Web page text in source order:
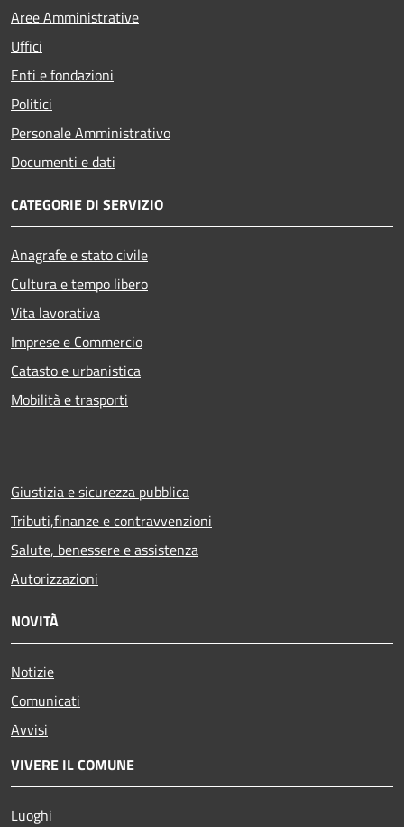
Aree Amministrative
Uffici
Enti e fondazioni
Politici
Personale Amministrativo
Documenti e dati
CATEGORIE DI SERVIZIO
Anagrafe e stato civile
Cultura e tempo libero
Vita lavorativa
Imprese e Commercio
Catasto e urbanistica
Mobilità e trasporti
Giustizia e sicurezza pubblica
Tributi,finanze e contravvenzioni
Salute, benessere e assistenza
Autorizzazioni
NOVITÀ
Notizie
Comunicati
Avvisi
VIVERE IL COMUNE
Luoghi